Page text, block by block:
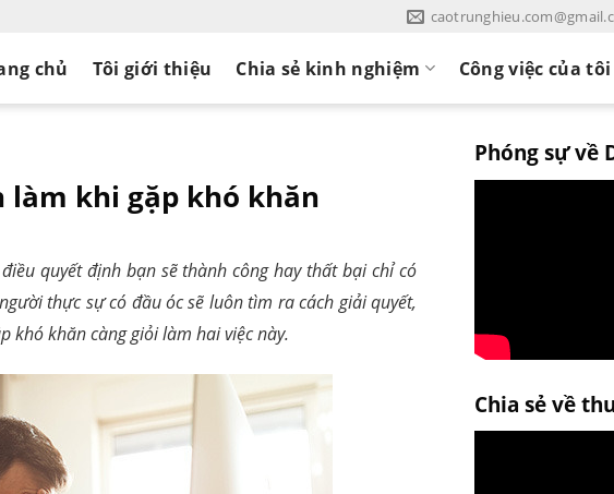
chủ Tôi giới thiệu Chia sẻ kinh nghiệm Công việc của tôi
làm khi gặp khó khăn
quyết định bạn sẽ thành công hay thất bại chỉ có
thực sự có đầu óc sẽ luôn tìm ra cách giải quyết,
khó khăn càng giỏi làm hai việc này.
Phóng sự về
Chia sẻ về